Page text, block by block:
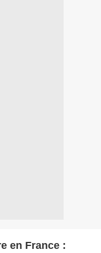
en France :